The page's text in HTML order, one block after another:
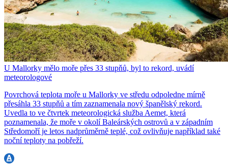
U Mallorky mělo moře přes 33 stupňů, byl to rekord, uvádí
meteorologové
Povrchová teplota moře u Mallorky ve středu odpoledne mírně
přesáhla 33 stupňů a tím zaznamenala nový španělský rekord.
Uvedla to ve čtvrtek meteorologická služba Aemet, která
poznamenala, že moře v okolí Baleárských ostrovů a v západním
Středomoří je letos nadprůměrně teplé, což ovlivňuje například také
noční teploty na pobřeží.